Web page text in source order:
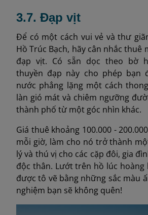
3.7. Đạp vịt
Để có một cách vui vẻ và thư
Hồ Trúc Bạch, hãy cân nhắc thuê
đạp vịt. Có sẵn dọc theo bờ
thuyền đạp này cho phép bạn
nước phẳng lặng một cách
làn gió mát và chiêm ngưỡng
thành phố từ một góc nhìn khác.
Giá thuê khoảng 100.000 -
mỗi giờ, làm cho nó trở thành
lý và thú vị cho các cặp đôi, gia
độc thân. Lướt trên hồ lúc hoàng
được tô vẽ bằng những sắc màu
nghiệm bạn sẽ không quên!